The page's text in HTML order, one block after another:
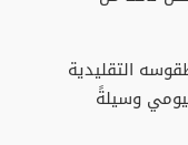
التقليدية
وسيلةً